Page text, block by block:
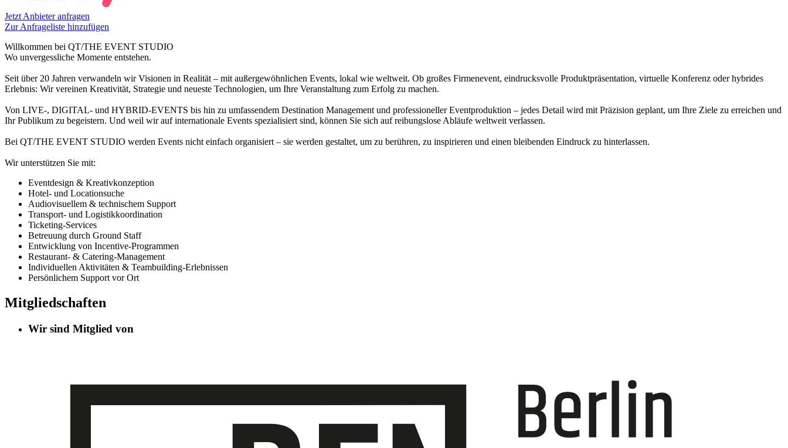
Jetzt Anbieter anfragen
Zur Anfrageliste hinzufügen
Willkommen bei QT/THE EVENT STUDIO
Wo unvergessliche Momente entstehen.
Seit über 20 Jahren verwandeln wir Visionen in Realität – mit außergewöhnlichen Events, lokal wie weltweit. Ob großes Firmenevent, eindrucksvolle Produktpräsentation, virtuelle Konferenz oder hybrides
Erlebnis: Wir vereinen Kreativität, Strategie und neueste Technologien, um Ihre Veranstaltung zum Erfolg zu machen.
Von LIVE-, DIGITAL- und HYBRID-EVENTS bis hin zu umfassendem Destination Management und professioneller Eventproduktion – jedes Detail wird mit Präzision geplant, um Ihre Ziele zu erreichen und
Ihr Publikum zu begeistern. Und weil wir auf internationale Events spezialisiert sind, können Sie sich auf reibungslose Abläufe weltweit verlassen.
Bei QT/THE EVENT STUDIO werden Events nicht einfach organisiert – sie werden gestaltet, um zu berühren, zu inspirieren und einen bleibenden Eindruck zu hinterlassen.
Wir unterstützen Sie mit:
Eventdesign & Kreativkonzeption
Hotel- und Locationsuche
Audiovisuellem & technischem Support
Transport- und Logistikkoordination
Ticketing-Services
Betreuung durch Ground Staff
Entwicklung von Incentive-Programmen
Restaurant- & Catering-Management
Individuellen Aktivitäten & Teambuilding-Erlebnissen
Persönlichem Support vor Ort
Mitgliedschaften
Wir sind Mitglied von